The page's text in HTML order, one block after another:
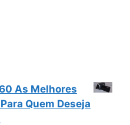
As Melhores
Quem Deseja